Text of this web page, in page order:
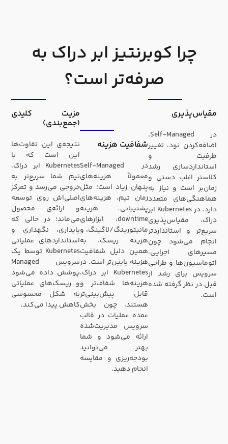
چرا کوبرنتیز ابر دراک به
صرفه‌تر است؟
مقیاس‌پذیری
در Self-Managed،
اضافه‌کردن نود، تغییر
ظرفیت و
استانداردسازی رشد
کلاستر اغلب دستی و
زمان‌بر است و نیاز به
هماهنگی‌های متعدد
دارد. در Kubernetes ابر
دراک، مقیاس‌پذیری
سریع‌تر و استانداردتر
انجام می‌شود چون
مسیرهای اجرایی،
اتوماسیون‌ها و طراحی
سرویس برای رشد از
قبل در نظر گرفته شده
است.
شفافیت هزینه
در Self-Managed
معمولاً هزینه‌های
پنهان زیاد است؛ مثل
زمان تیم، هزینه‌های
پشتیبانی، هزینه
downtime، ابزارهای
مانیتورینگ/لاگینگ، و
هزینه ریسک. به
همین دلیل شفافیت
هزینه پایین‌تر است. در
Kubernetes ابر دراک،
هزینه‌ها شفاف‌تر و
قابل پیش‌بینی‌تر
هستند، چون بخش
عمده عملیات در قالب
سرویس مدیریت‌شده
ارائه می‌شود و شما
بهتر می‌توانید
بودجه‌ریزی و مقایسه
انجام دهید.
مزیت کلیدی
(جمع‌بندی)
نتیجه‌ی این تفاوت‌ها
این است که با
Kubernetes ابر دراک،
تیم شما سریع‌تر به
خروجی می‌رسد و تمرکز
اصلی‌اش روی توسعه
و ارائه‌ی محصول
می‌ماند؛ در حالی که
پایداری، نگهداری و
استانداردهای عملیاتی
Kubernetes توسط یک
سرویس Managed
پوشش داده می‌شود
و ریسک‌های عملیاتی
به شکل محسوسی
کاهش پیدا می‌کند.